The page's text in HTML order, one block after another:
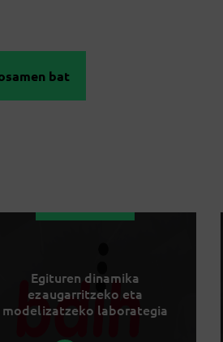
bat
Egituren dinamika
ezaugarritzeko eta
modelizatzeko laborategia